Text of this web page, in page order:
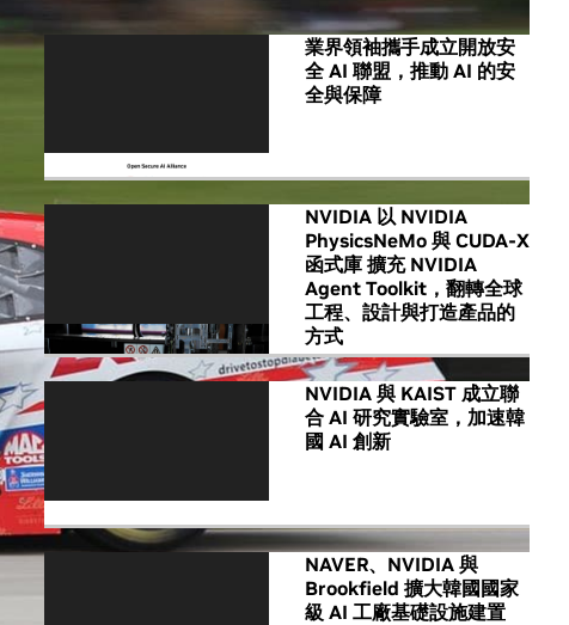
業界領袖攜手成立開放安
全 AI 聯盟，推動 AI 的安
全與保障
NVIDIA 以 NVIDIA
PhysicsNeMo 與 CUDA-X
函式庫 擴充 NVIDIA
Agent Toolkit，翻轉全球
工程、設計與打造產品的
方式
NVIDIA 與 KAIST 成立聯
合 AI 研究實驗室，加速韓
國 AI 創新
NAVER、NVIDIA 與
Brookfield 擴大韓國國家
級 AI 工廠基礎設施建置